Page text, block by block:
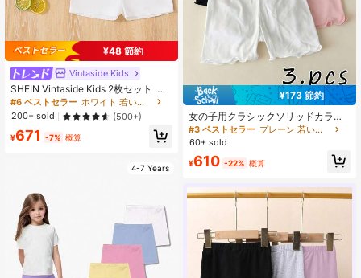
¥48 節約
Vintaside Kids
SHEIN Vintaside Kids 2枚セット 少
女用 可愛い 快適 マルチカラーレギ
ンス、春夏カジュアル、スポーツ&レ
ジャー、ミニマリスト快適な白ショ
ーツセット
#6 ベストセラー
ホワイト 若い女の子のボトムス
200+ sold
(500+)
¥671 -7% 概算
4-7 Years
¥173 節約
女の子用クラシックソリッドカラー
セーフティーショーツ3枚パック、通
気性のあるカジュアルアンダーショ
#3 ベストセラー
プレーン 若い女の子のレギンス
60+ sold
¥610 -22% 概算